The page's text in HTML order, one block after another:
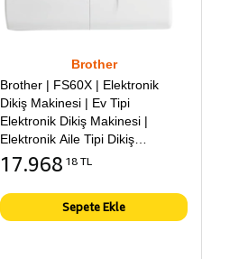
Brother
Brother | FS60X | Elektronik
Dikiş Makinesi | Ev Tipi
Elektronik Dikiş Makinesi |
Elektronik Aile Tipi Dikiş
Makinesi
17.968 18 TL
Sepete Ekle